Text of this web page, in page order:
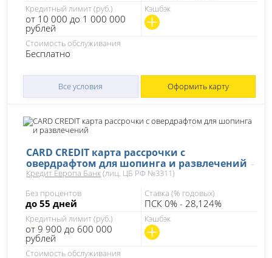
Кредитный лимит (руб.)
от 10 000 до 1 000 000
рублей
Кэшбэк
Стоимость обслуживания
Бесплатно
Все условия Оформить карту
CARD CREDIT карта рассрочки с
овердрафтом для шопинга и развлечений -
Кредит Европа Банк(лиц. ЦБ РФ №3311)
Без процентов
до 55 дней
Ставка (% годовых)
ПСК 0% - 28,124%
Кредитный лимит (руб.)
от 9 900 до 600 000
рублей
Кэшбэк
Стоимость обслуживания